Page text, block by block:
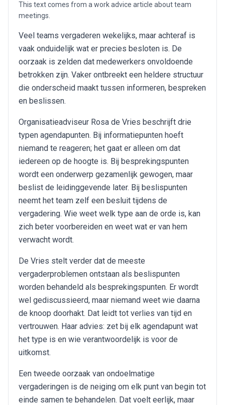
This text comes from a work advice article about team
meetings.
Veel teams vergaderen wekelijks, maar achteraf is
vaak onduidelijk wat er precies besloten is. De
oorzaak is zelden dat medewerkers onvoldoende
betrokken zijn. Vaker ontbreekt een heldere structuur
die onderscheid maakt tussen informeren, bespreken
en beslissen.
Organisatieadviseur Rosa de Vries beschrijft drie
typen agendapunten. Bij informatiepunten hoeft
niemand te reageren; het gaat er alleen om dat
iedereen op de hoogte is. Bij besprekingspunten
wordt een onderwerp gezamenlijk gewogen, maar
beslist de leidinggevende later. Bij beslispunten
neemt het team zelf een besluit tijdens de
vergadering. Wie weet welk type aan de orde is, kan
zich beter voorbereiden en weet wat er van hem
verwacht wordt.
De Vries stelt verder dat de meeste
vergaderproblemen ontstaan als beslispunten
worden behandeld als besprekingspunten. Er wordt
wel gediscussieerd, maar niemand weet wie daarna
de knoop doorhakt. Dat leidt tot verlies van tijd en
vertrouwen. Haar advies: zet bij elk agendapunt wat
het type is en wie verantwoordelijk is voor de
uitkomst.
Een tweede oorzaak van ondoelmatige
vergaderingen is de neiging om elk punt van begin tot
einde samen te behandelen. Dat voelt eerlijk, maar